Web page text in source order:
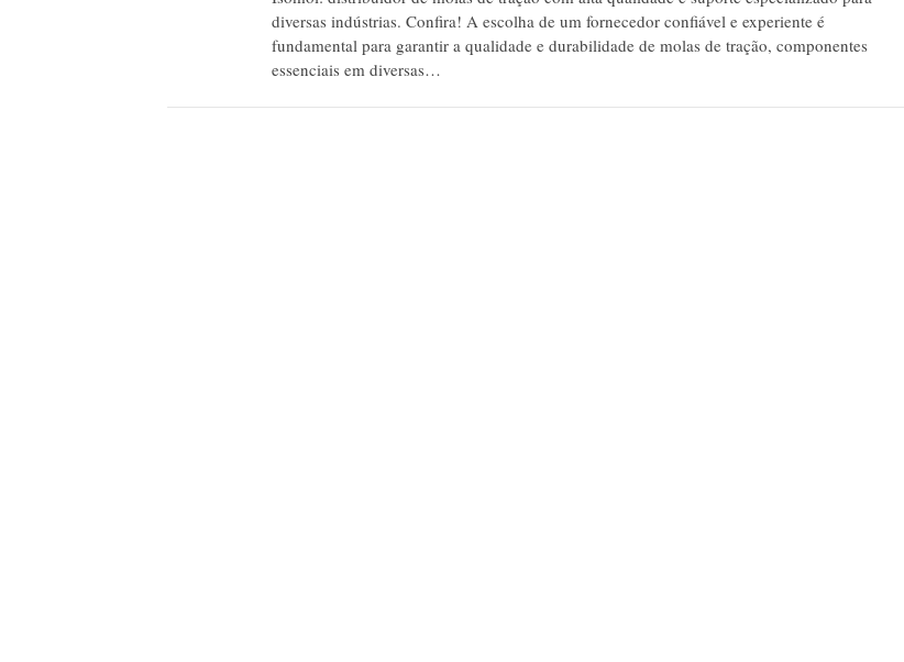
diversas indústrias. Confira! A escolha de um fornecedor confiável e experiente é
fundamental para garantir a qualidade e durabilidade de molas de tração, componentes
essenciais em diversas…